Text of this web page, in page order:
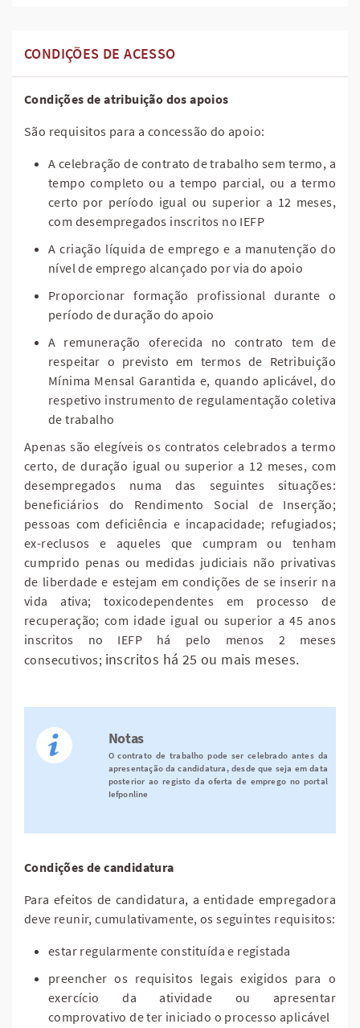
CONDIÇÕES DE ACESSO
Condições de atribuição dos apoios
São requisitos para a concessão do apoio:
A celebração de contrato de trabalho sem termo, a
tempo completo ou a tempo parcial, ou a termo
certo por período igual ou superior a 12 meses,
com desempregados inscritos no IEFP
A criação líquida de emprego e a manutenção do
nível de emprego alcançado por via do apoio
Proporcionar formação profissional durante o
período de duração do apoio
A remuneração oferecida no contrato tem de
respeitar o previsto em termos de Retribuição
Mínima Mensal Garantida e, quando aplicável, do
respetivo instrumento de regulamentação coletiva
de trabalho
Apenas são elegíveis os contratos celebrados a termo
certo, de duração igual ou superior a 12 meses, com
desempregados numa das seguintes situações:
beneficiários do Rendimento Social de Inserção;
pessoas com deficiência e incapacidade; refugiados;
ex-reclusos e aqueles que cumpram ou tenham
cumprido penas ou medidas judiciais não privativas
de liberdade e estejam em condições de se inserir na
vida ativa; toxicodependentes em processo de
recuperação; com idade igual ou superior a 45 anos
inscritos no IEFP há pelo menos 2 meses
consecutivos; inscritos há 25 ou mais meses.
Notas
O contrato de trabalho pode ser celebrado antes da
apresentação da candidatura, desde que seja em data
posterior ao registo da oferta de emprego no portal
Iefponline
Condições de candidatura
Para efeitos de candidatura, a entidade empregadora
deve reunir, cumulativamente, os seguintes requisitos:
estar regularmente constituída e registada
preencher os requisitos legais exigidos para o
exercício da atividade ou apresentar
comprovativo de ter iniciado o processo aplicável